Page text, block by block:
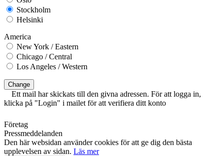
Stockholm
Helsinki
America
New York / Eastern
Chicago / Central
Los Angeles / Western
Change
Ett mail har skickats till den givna adressen. För att logga in,
klicka på "Login" i mailet för att verifiera ditt konto
Företag
Pressmeddelanden
Den här websidan använder cookies för att ge dig den bästa
upplevelsen av sidan. Läs mer